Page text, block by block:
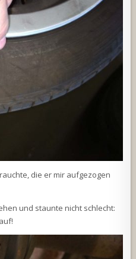
die er mir aufgezogen
und staunte nicht schlecht: